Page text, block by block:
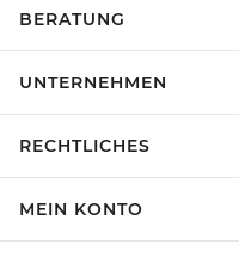
BERATUNG
UNTERNEHMEN
RECHTLICHES
MEIN KONTO